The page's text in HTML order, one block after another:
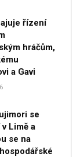
řízení
hráčům,
a Gavi
se
Limě a
se na